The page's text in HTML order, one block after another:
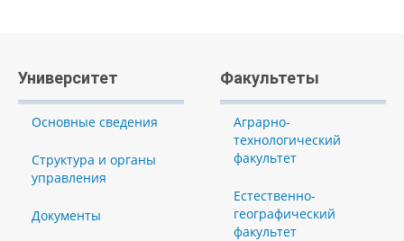
Университет
Основные сведения
Структура и органы
управления
Документы
Факультеты
Аграрно-
технологический
факультет
Естественно-
географический
факультет